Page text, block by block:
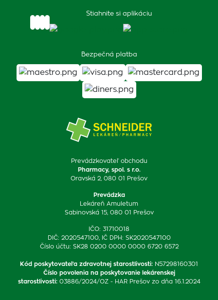
Prevádzkovateľ obchodu
Pharmacy, spol. s r.o.
Oravská 2, 080 01 Prešov
Prevádzka
Lekáreň Amuletum
Sabinovská 15, 080 01 Prešov
IČO: 31710018
DIČ: 2020547100, IČ DPH: SK2020547100
Číslo účtu: SK28 0200 0000 0000 6720 6572
Kód poskytovateľa zdravotnej starostlivosti: N57298160301
Číslo povolenia na poskytovanie lekárenskej
starostlivosti: 03886/2024/OZ - HAR Prešov zo dňa 16.1.2024
Stiahnite si aplikáciu
Bezpečná platba